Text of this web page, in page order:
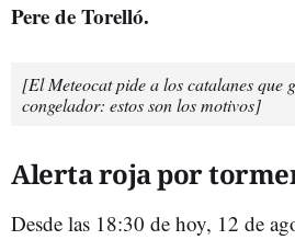
Pere de Torelló.
[El Meteocat pide a los catalanes que
congelador: estos son los motivos]
Alerta roja por
Desde las 18:30 de hoy, 12 de